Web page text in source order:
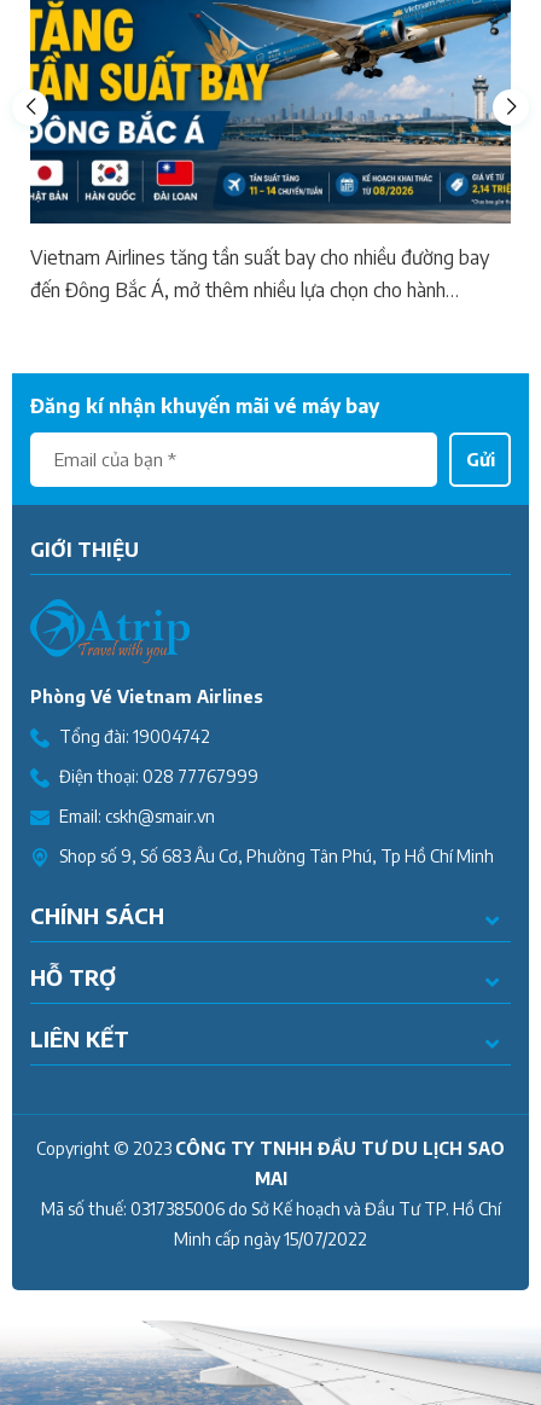
Vietnam Airlines tăng tần suất bay cho nhiều đường bay
đến Đông Bắc Á, mở thêm nhiều lựa chọn cho hành
Đăng kí nhận khuyến mãi vé máy bay
Gửi
GIỚI THIỆU
Phòng Vé Vietnam Airlines
Tổng đài: 19004742
Điện thoại: 028 77767999
Email: cskh@smair.vn
Shop số 9, Số 683 Âu Cơ, Phường Tân Phú, Tp Hồ Chí Minh
CHÍNH SÁCH
HỖ TRỢ
LIÊN KẾT
Copyright © 2023 CÔNG TY TNHH ĐẦU TƯ DU LỊCH SAO
MAI
Mã số thuế: 0317385006do Sở Kế hoạch và Đầu Tư TP. Hồ Chí
Minh cấp ngày15/07/2022